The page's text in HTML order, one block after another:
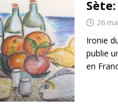
26
Ironie
publie
en